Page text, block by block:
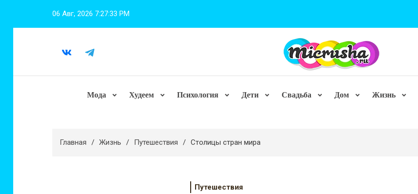
06 Авг, 2026 7:27:34 PM
Мода Худеем Психология Дети Свадьба Дом Жизнь
Главная Жизнь Путешествия Столицы стран мира
Путешествия